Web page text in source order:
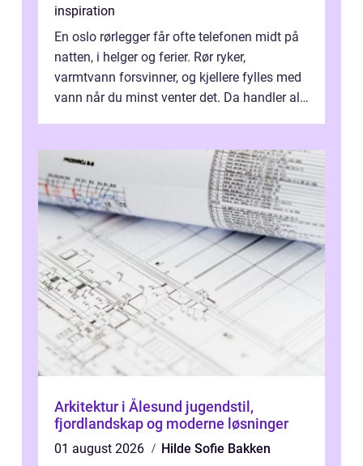
inspiration
En oslo rørlegger får ofte telefonen midt på
natten, i helger og ferier. Rør ryker,
varmtvann forsvinner, og kjellere fylles med
vann når du minst venter det. Da handler alt
Arkitektur i Ålesund jugendstil,
fjordlandskap og moderne løsninger
01 august 2026
Hilde Sofie Bakken